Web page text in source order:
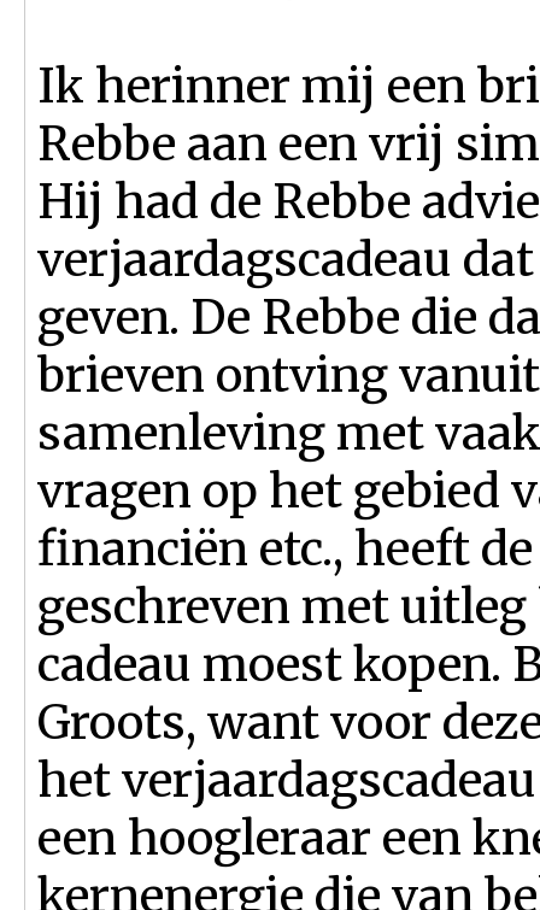
Ik herinner mij een
Rebbe aan een vrij
Hij had de Rebbe
verjaardagscadeau
geven. De Rebbe die
brieven ontving
samenleving met
vragen op het gebied
financiën etc., heeft
geschreven met
cadeau moest kopen.
Groots, want voor
het
een hoogleraar een
kernenergie die van